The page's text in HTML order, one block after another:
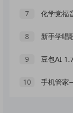
7 化学党福音！
8 新手学唱
9 豆包AI
10 手机管家